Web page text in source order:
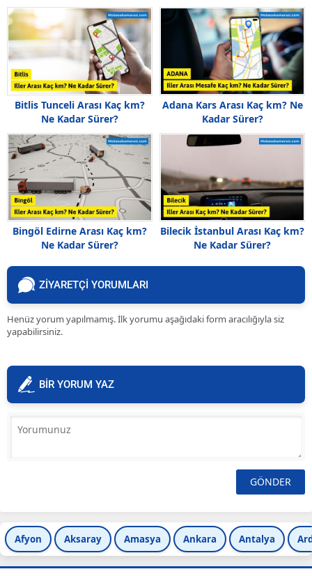
Bitlis Tunceli Arası Kaç km?
Ne Kadar Sürer?
Adana Kars Arası Kaç km? Ne
Kadar Sürer?
Bingöl Edirne Arası Kaç km?
Ne Kadar Sürer?
Bilecik İstanbul Arası Kaç km?
Ne Kadar Sürer?
ZİYARETÇİ YORUMLARI
Henüz yorum yapılmamış. İlk yorumu aşağıdaki form aracılığıyla siz
yapabilirsiniz.
BİR YORUM YAZ
Afyon Aksaray Amasya Ankara Antalya